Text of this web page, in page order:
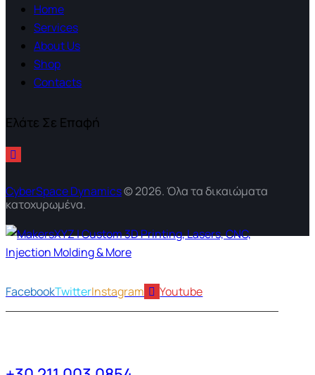
Home
Services
About Us
Shop
Contacts
Ελάτε Σε Επαφή
CyberSpace Dynamics© 2026. Όλα τα δικαιώματα
κατοχυρωμένα.
FacebookTwitterInstagram Youtube